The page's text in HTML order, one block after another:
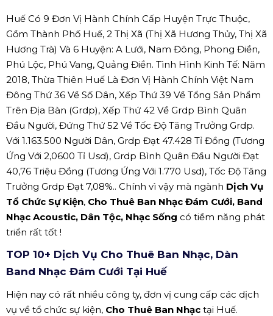
Huế Có 9 Đơn Vị Hành Chính Cấp Huyện Trực Thuộc,
Gồm Thành Phố Huế, 2 Thị Xã (Thị Xã Hương Thủy, Thị Xã
Hương Trà) Và 6 Huyện: A Lưới, Nam Đông, Phong Điền,
Phú Lộc, Phú Vang, Quảng Điền. Tình Hình Kinh Tế: Năm
2018, Thừa Thiên Huế Là Đơn Vị Hành Chính Việt Nam
Đông Thứ 36 Về Số Dân, Xếp Thứ 39 Về Tổng Sản Phẩm
Trên Địa Bàn (Grdp), Xếp Thứ 42 Về Grdp Bình Quân
Đầu Người, Đứng Thứ 52 Về Tốc Độ Tăng Trưởng Grdp.
Với 1.163.500 Người Dân, Grdp Đạt 47.428 Tỉ Đồng (Tương
Ứng Với 2,0600 Tỉ Usd), Grdp Bình Quân Đầu Người Đạt
40,76 Triệu Đồng (Tương Ứng Với 1.770 Usd), Tốc Độ Tăng
Trưởng Grdp Đạt 7,08%.. Chính vì vậy mà ngành Dịch Vụ
Tổ Chức Sự Kiện, Cho Thuê Ban Nhạc Đám Cưới, Band
Nhạc Acoustic, Dân Tộc, Nhạc Sống có tiềm năng phát
triển rất tốt !
TOP 10+ Dịch Vụ Cho Thuê Ban Nhạc, Dàn
Band Nhạc Đám Cưới Tại Huế
Hiện nay có rất nhiều công ty, đơn vị cung cấp các dịch
vụ về tổ chức sự kiện, Cho Thuê Ban Nhạc tại Huế.